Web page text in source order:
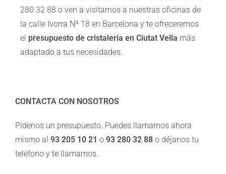
280 32 88 o ven a visitarnos a nuestras oficinas de
la calle Ivorra Nº 18 en Barcelona y te ofreceremos
el presupuesto de cristalería en Ciutat Vella más
adaptado a tus necesidades.
CONTACTA CON NOSOTROS
Pídenos un presupuesto. Puedes llamarnos ahora
mismo al 93 205 10 21 o 93 280 32 88 o déjanos tu
teléfono y te llamamos.